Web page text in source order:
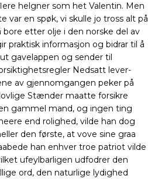
helgner som het Valentin. Men
var en spøk, vi skulle jo tross alt på
bore etter olje i den norske del av
praktisk informasjon og bidrar til å
gavelappen og sender til
Nedsatt lever-
av gjennomgangen peker på
Stænder maatte forsikre
gammel mand, og ingen ting
end rolighed, vilde han dog
den første, at vove sine graa
han enhver troe patriot vilde
ufeylbarligen udfodrer den
ord, den naturlige lydighed